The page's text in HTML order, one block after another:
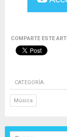
COMPARTE ESTE
CATEGORÍA:
Música